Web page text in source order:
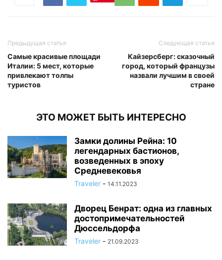
Предыдущая статья
Самые красивые площади
Италии: 5 мест, которые
привлекают толпы
туристов
Следующая статья
Кайзерсберг: сказочный
город, который французы
назвали лучшим в своей
стране
ЭТО МОЖЕТ БЫТЬ ИНТЕРЕСНО
Замки долины Рейна: 10
легендарных бастионов,
возведенных в эпоху
Средневековья
Traveler - 14.11.2023
Дворец Бенрат: одна из главных
достопримечательностей
Дюссельдорфа
Traveler - 21.09.2023